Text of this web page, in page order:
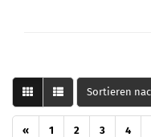
Sortieren
Sortieren
« 1 2 3 4